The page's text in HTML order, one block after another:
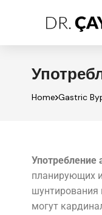
Home Gastric
Употребление
планирующих
шунтирования
могут